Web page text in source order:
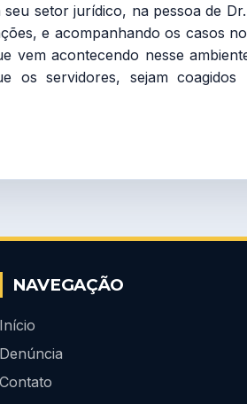
setor jurídico, na pessoa de
e acompanhando os casos
vem acontecendo nesse
os servidores, sejam
NAVEGAÇÃO
Início
Denúncia
Contato